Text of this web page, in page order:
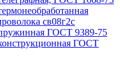
св08г2с
ГОСТ 9389-75
ГОСТ